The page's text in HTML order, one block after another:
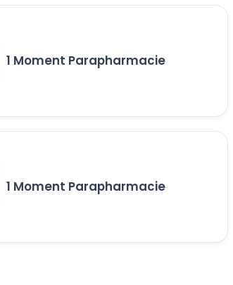
1 Moment Parapharmacie
1 Moment Parapharmacie